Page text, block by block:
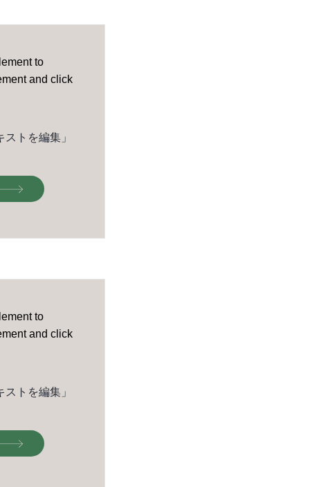
to
and click
トを編集」
to
and click
トを編集」